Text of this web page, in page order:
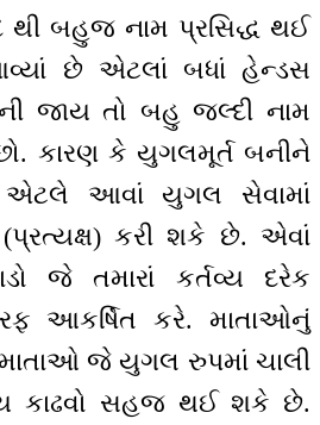
થી બહુજ નામ પ્રસિદ્ધ થઈ
છે એટલાં બધાં હેન્ડસ
જાય તો બહુ જલ્દી નામ
કારણ કે યુગલમૂર્ત બનીને
એટલે આવાં યુગલ સેવામાં
કરી શકે છે. એવાં
જે તમારાં કર્તવ્ય દરેક
આકર્ષિત કરે. માતાઓનું
જે યુગલ રુપમાં ચાલી
કાઢવો સહજ થઈ શકે છે.